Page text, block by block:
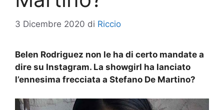
3 Dicembre 2020 di Riccio
Belen Rodriguez non le ha di certo mandate a
dire su Instagram. La showgirl ha lanciato
l’ennesima frecciata a Stefano De Martino?